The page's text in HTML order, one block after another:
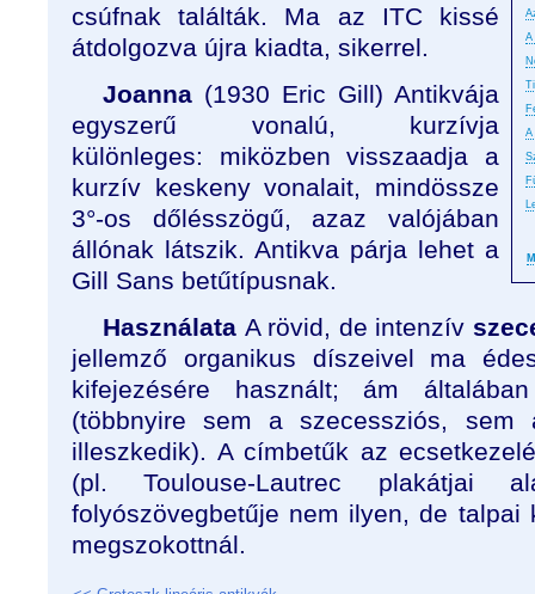
A
A
csúfnak találták. Ma az ITC kissé
átdolgozva újra kiadta, sikerrel.
Joanna (1930 Eric Gill) Antikvája
egyszerű vonalú, kurzívja
különleges: miközben visszaadja a
kurzív keskeny vonalait, mindössze
3°-os dőlésszögű, azaz valójában
állónak látszik. Antikva párja lehet a
Gill Sans betűtípusnak.
Használata A rövid, de intenzív
jellemző organikus díszeivel ma
kifejezésére használt; ám
(többnyire sem a szecessziós, sem
illeszkedik). A címbetűk az
(pl. Toulouse-Lautrec plakátjai
folyószövegbetűje nem ilyen, de talpai
megszokottnál.